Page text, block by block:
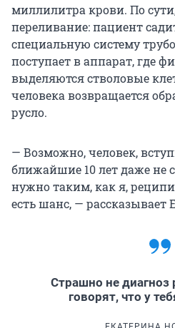
миллилитра крови. По
переливание: пациент
специальную систему
поступает в аппарат, где
выделяются стволовые
человека возвращается
русло.
— Возможно, человек,
ближайшие 10 лет даже не
нужно таким, как я,
есть шанс, — рассказывает
Страшно не диагноз
говорят, что у